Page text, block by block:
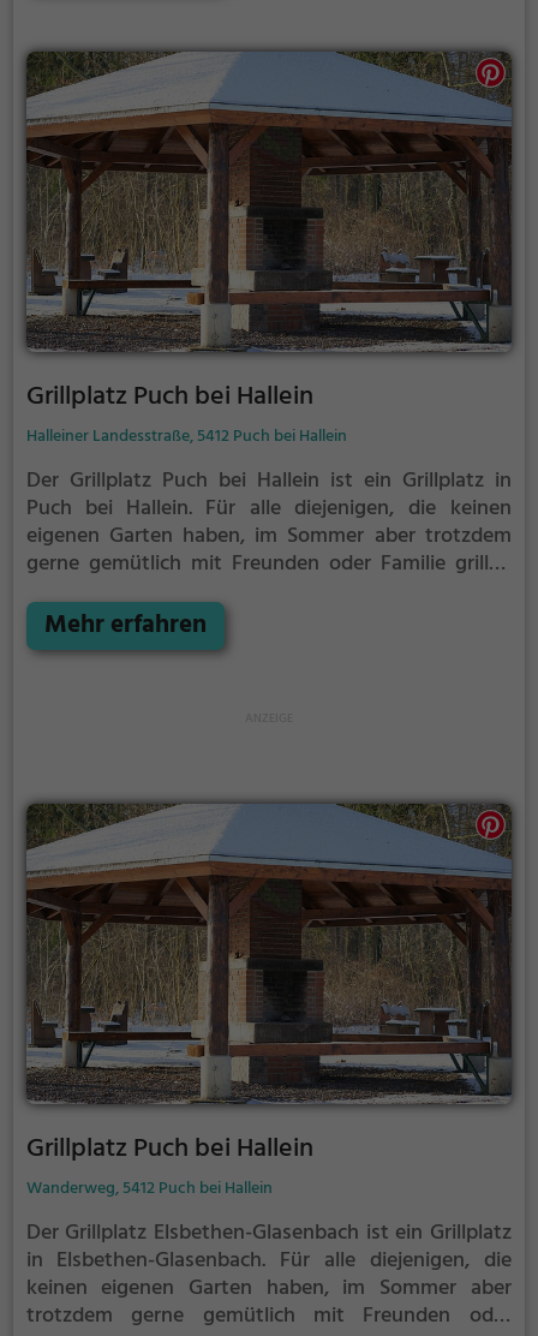
Grillplatz Puch bei Hallein
Halleiner Landesstraße, 5412 Puch bei Hallein
Der Grillplatz Puch bei Hallein ist ein Grillplatz in
Puch bei Hallein. Für alle diejenigen, die keinen
eigenen Garten haben, im Sommer aber trotzdem
gerne gemütlich mit Freunden oder Familie grillen
Lösung.
Mehr erfahren
Grillplatz Puch bei Hallein
Wanderweg, 5412 Puch bei Hallein
Der Grillplatz Elsbethen-Glasenbach ist ein Grillplatz
in Elsbethen-Glasenbach. Für alle diejenigen, die
keinen eigenen Garten haben, im Sommer aber
trotzdem gerne gemütlich mit Freunden oder